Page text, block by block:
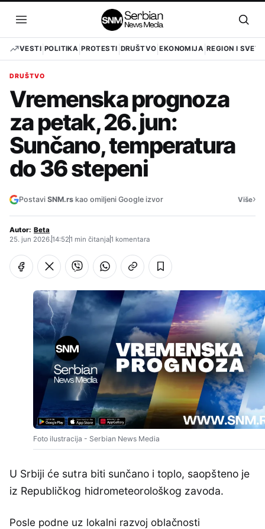
sadržaj
Otvori
meni
VESTI POLITIKA PROTESTI DRUŠTVO EKONOMIJA REGION I SVET
DRUŠTVO
Vremenska prognoza
za petak, 26. jun:
Sunčano, temperatura
do 36 stepeni
Postavi SNM.rs kao omiljeni Google izvor Više›
Autor: Beta
25. jun 2026.14:521 min čitanja1 komentara
Foto ilustracija - Serbian News Media
U Srbiji će sutra biti sunčano i toplo, saopšteno je
iz Republičkog hidrometeorološkog zavoda.
Posle podne uz lokalni razvoj oblačnosti